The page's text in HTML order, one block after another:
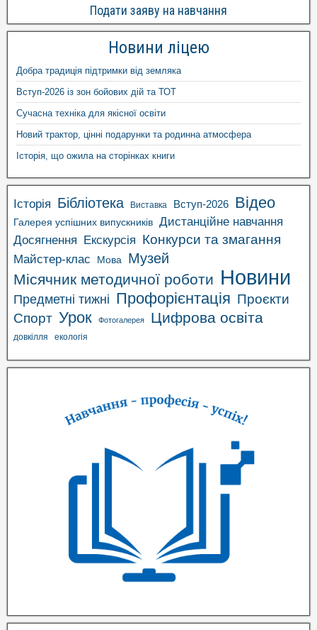
Подати заяву на навчання
Новини ліцею
Добра традиція підтримки від земляка
Вступ-2026 із зон бойових дій та ТОТ
Сучасна техніка для якісної освіти
Новий трактор, цінні подарунки та родинна атмосфера
Історія, що ожила на сторінках книги
Історія Бібліотека Виставка Вступ-2026 Відео
Галерея успішних випускників Дистанційне навчання
Досягнення Екскурсія Конкурси та змагання
Майстер-клас Мова Музей
Місячник методичної роботи Новини
Предметні тижні Профорієнтація Проєкти
Спорт Урок Фотогалерея Цифрова освіта
довкілля екологія